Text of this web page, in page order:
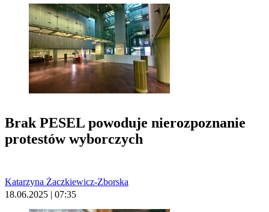
Brak PESEL powoduje nierozpoznanie
protestów wyborczych
Katarzyna Żaczkiewicz-Zborska
18.06.2025 | 07:35